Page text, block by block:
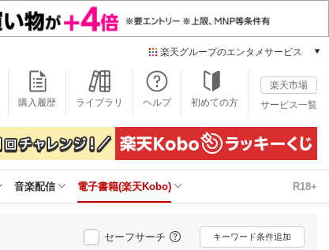
楽天グループのエンタメサービス
本/ゲーム/CD/DVD
楽天ブックス
電子書籍
楽天Kobo
雑誌読み放題
楽天ミュージック
動画配信
楽天TV
購入履歴 ライブラリ ヘルプ 初めての方
楽天市場
サービス一覧
音楽配信 電子書籍(楽天Kobo) R18+
セーフサーチ キーワード条件追加